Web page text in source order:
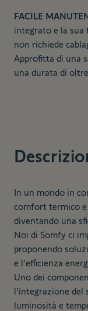
FACILE
integrato e la sua
non richiede
Approfitta di una
una durata di oltre
In un mondo in
comfort termico e
diventando una
Noi di Somfy ci
proponendo
e l'efficienza
Uno dei
l'integrazione del
luminosità e